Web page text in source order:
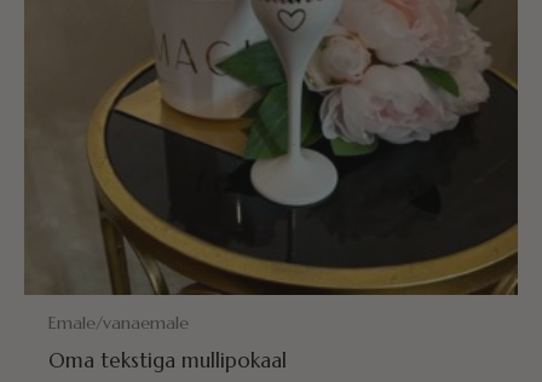
POSTITAMISEKS VALMIS HOMME!
Emale/vanaemale
Oma tekstiga mullipokaal